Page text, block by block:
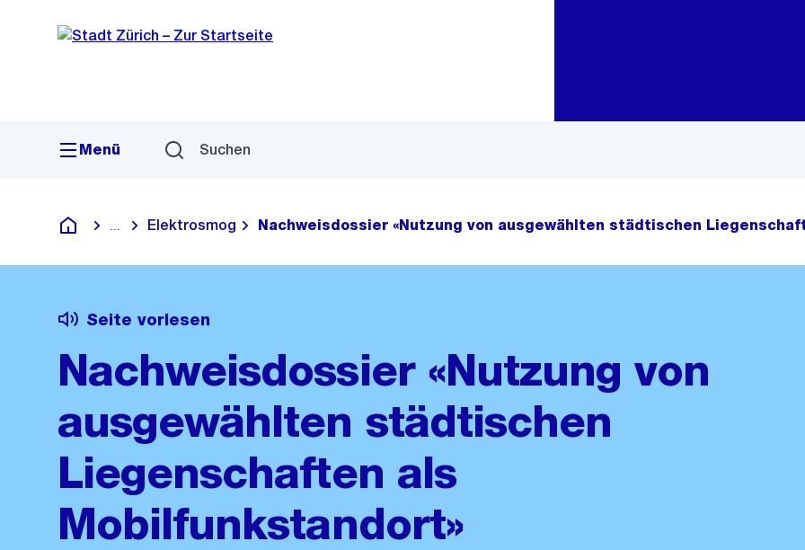
Navigation
Sprunglink
Menü Suchen
Deutsch
Blende alle Breadcrumbs ein
Elektrosmog Nachweisdossier «Nutzung von ausgewählten städtischen
Seite vorlesen
Nachweisdossier «Nutzung von
ausgewählten städtischen
Liegenschaften als
Mobilfunkstandort»